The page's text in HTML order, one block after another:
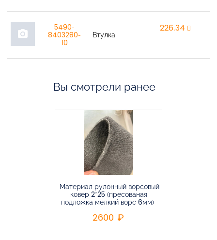
photo_camera
5490-
8403280-
10
Втулка
226,34
Вы смотрели ранее
Материал рулонный ворсовый
ковер 2*25 (пресованая
подложка мелкий ворс 6мм)
2600